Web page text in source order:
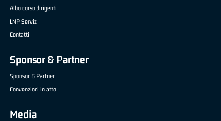
Albo corso dirigenti
LNP Servizi
Contatti
Sponsor & Partner
Sponsor & Partner
Convenzioni in atto
Media